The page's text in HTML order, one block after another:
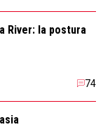
River: la postura
74